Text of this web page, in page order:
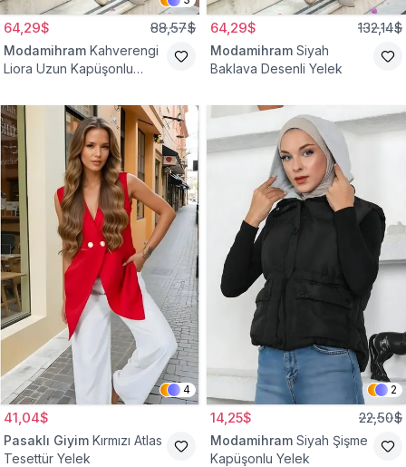
64,29$ 88,57$
Modamihram Kahverengi
Liora Uzun Kapüşonlu
64,29$ 132,14$
Modamihram Siyah
Baklava Desenli Yelek
4
41,04$
Pasaklı Giyim Kırmızı Atlas
Tesettür Yelek
2
14,25$ 22,50$
Modamihram Siyah Şişme
Kapüşonlu Yelek